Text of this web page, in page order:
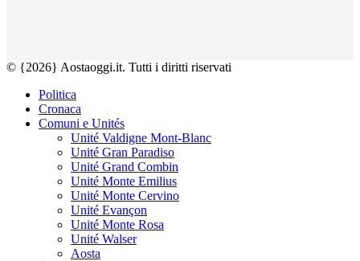
© {2026} Aostaoggi.it. Tutti i diritti riservati
Politica
Cronaca
Comuni e Unités
Unité Valdigne Mont-Blanc
Unité Gran Paradiso
Unité Grand Combin
Unité Monte Emilius
Unité Monte Cervino
Unité Evançon
Unité Monte Rosa
Unité Walser
Aosta